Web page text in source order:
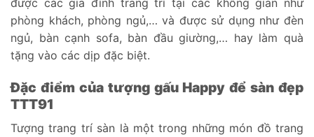
được các gia đình trang trí tại các không gian như
phòng khách, phòng ngủ,… và được sử dụng như đèn
ngủ, bàn cạnh sofa, bàn đầu giường,… hay làm quà
tặng vào các dịp đặc biệt.
Đặc điểm của tượng gấu Happy để sàn đẹp
TTT91
Tượng trang trí sàn là một trong những món đồ trang